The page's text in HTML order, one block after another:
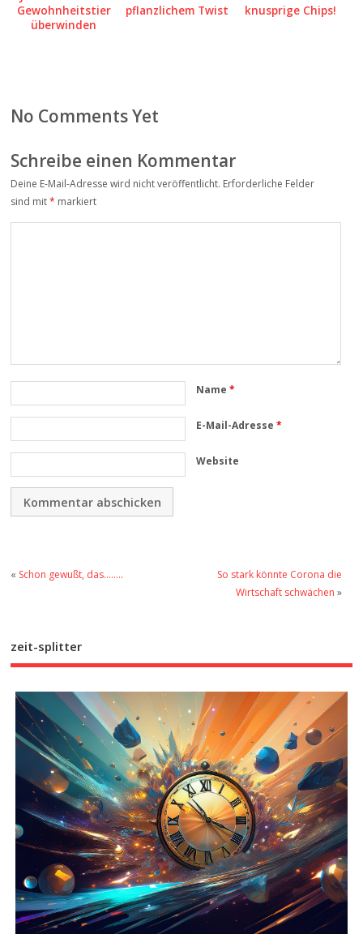
Gewohnheitstier
überwinden
pflanzlichem Twist
knusprige Chips!
No Comments Yet
Schreibe einen Kommentar
Deine E-Mail-Adresse wird nicht veröffentlicht. Erforderliche Felder
sind mit* markiert
Name*
E-Mail-Adresse*
Website
« Schon gewußt, das……..
So stark könnte Corona die
Wirtschaft schwächen »
zeit-splitter